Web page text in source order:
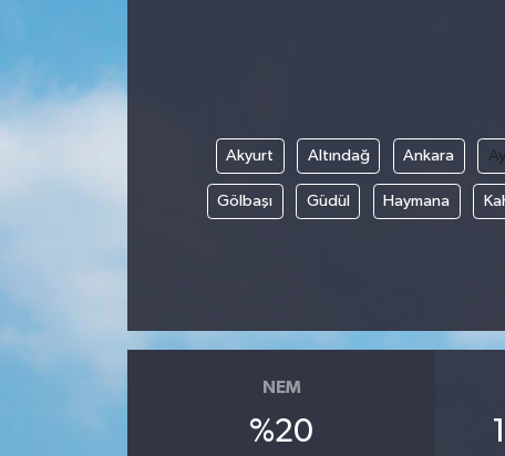
Akyurt Altındağ Ankara
Gölbaşı Güdül Haymana
NEM
%20